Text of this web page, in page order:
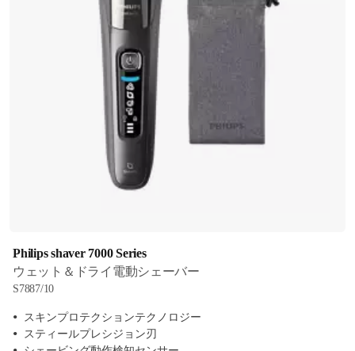
いるので，剃り味が落ちない。他機
種のようにオイルスプレーが不要な
ので，購入時のような刃のまま。ボ
クは，水洗いの最後にコップ1杯の浄
水をかける。これにより，水道水の
カルシウムやマグネシウムが付着し
にくくなる ★上手な剃り方 2018年に
購入したS9000シリーズ（旧型）か
ら，新型のS7000シリーズに更新し
て，剃り方の評価をアプリがしてく
れるので，上手に剃れるようになっ
にはやや不自然な動きのため，剃り
にくいところから，剃るのが正解。
最初に難敵の「あご」とその左右を1
くい鼻の下を攻める。ここは40秒間
くらい。小さい円運動が効果的。3番
Philips shaver 7000 Series
ウェット＆ドライ電動シェーバー
S7887/10
スキンプロテクションテクノロジー
スティールプレシジョン刃